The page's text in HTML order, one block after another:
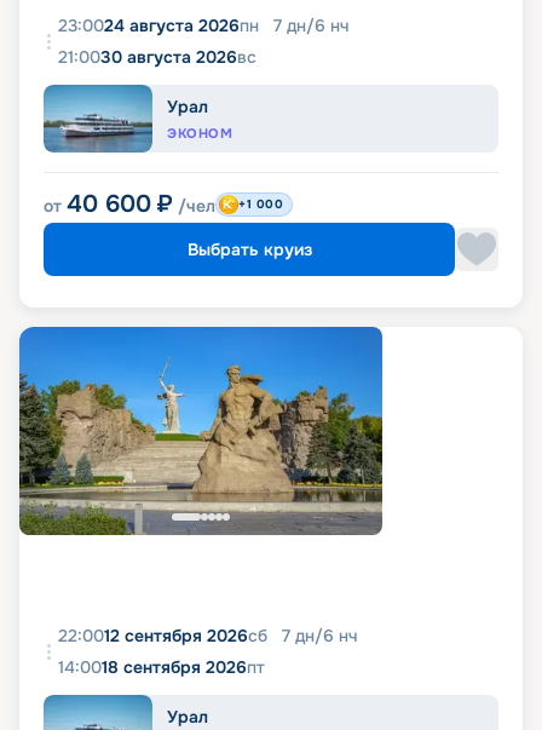
23:0024 августа 2026пн 7 дн/6 нч
21:0030 августа 2026вс
Урал
ЭКОНОМ
от 40 600 ₽ /чел +1 000
Выбрать круиз
22:0012 сентября 2026сб 7 дн/6 нч
14:0018 сентября 2026пт
Урал